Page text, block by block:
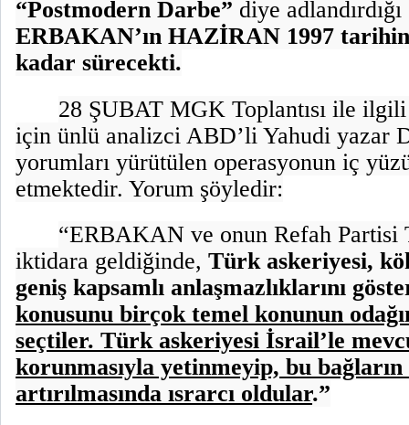
“Postmodern Darbe” diye
ERBAKAN’ın HAZİRAN 1997
kadar sürecekti.
28 ŞUBAT MGK Toplantısı ile ilgili
için ünlü analizci ABD’li Yahudi yazar
yorumları yürütülen operasyonun iç
etmektedir. Yorum şöyledir:
“ERBAKAN ve onun Refah Partisi
iktidara geldiğinde, Türk askeriyesi,
geniş kapsamlı anlaşmazlıklarını
konusunu birçok temel konunun
seçtiler. Türk askeriyesi İsrail’le
korunmasıyla yetinmeyip, bu bağların
artırılmasında ısrarcı oldular.”